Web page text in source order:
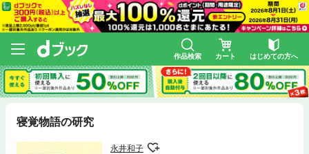
作品検索 カート はじめての方へ
寝覚物語の研究
永井和子